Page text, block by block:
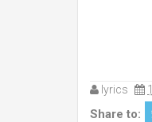
lyrics
Share to: